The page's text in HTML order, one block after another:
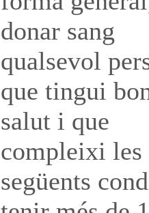
donar sang
qualsevol
que tingui
salut i que
compleixi les
següents